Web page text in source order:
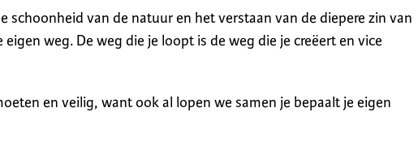
schoonheid van de natuur en het verstaan van de diepere zin van
weg. De weg die je loopt is de weg die je creëert en vice
en veilig, want ook al lopen we samen je bepaalt je eigen